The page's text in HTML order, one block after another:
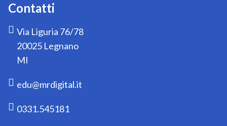
Contatti
Via Liguria 76/78
20025 Legnano
MI
edu@mrdigital.it
0331.545181